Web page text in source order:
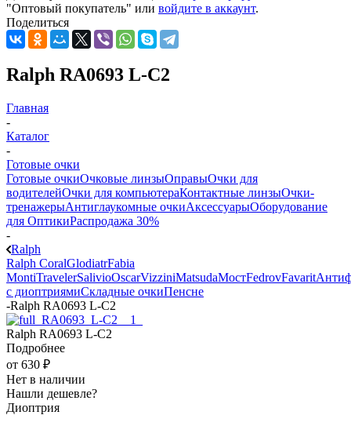
"Оптовый покупатель" или войдите в аккаунт.
Поделиться
Ralph RA0693 L-C2
Главная
-
Каталог
-
Готовые очки
Готовые очкиОчковые линзыОправыОчки для
водителейОчки для компьютераКонтактные линзыОчки-
тренажерыАнтиглаукомные очкиАксессуарыОборудование
для ОптикиРаспродажа 30%
-
Ralph
Ralph CoralGlodiatrFabia
MontiTravelerSalivioOscarVizziniMatsudaМостFedrovFavarit
с диоптриямиСкладные очкиПенсне
-Ralph RA0693 L-C2
Ralph RA0693 L-C2
Подробнее
от 630 ₽
Нет в наличии
Нашли дешевле?
Диоптрия